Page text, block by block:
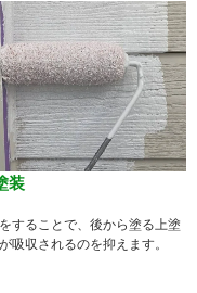
装
することで、後から塗る上塗
吸収されるのを抑えます。